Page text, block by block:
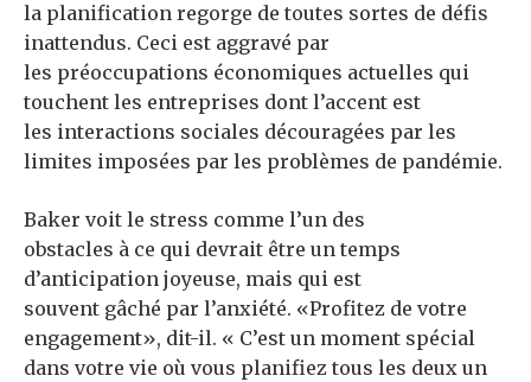
la planification regorge de toutes sortes de défis
inattendus. Ceci est aggravé par
les préoccupations économiques actuelles qui
touchent les entreprises dont l’accent est
les interactions sociales découragées par les
limites imposées par les problèmes de pandémie.
Baker voit le stress comme l’un des
obstacles à ce qui devrait être un temps
d’anticipation joyeuse, mais qui est
souvent gâché par l’anxiété. «Profitez de votre
engagement», dit-il. « C’est un moment spécial
dans votre vie où vous planifiez tous les deux un